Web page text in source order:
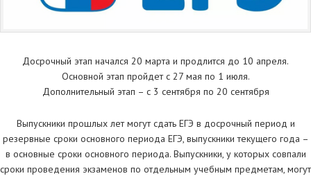
Досрочный этап начался 20 марта и продлится до 10 апреля.
Основной этап пройдет с 27 мая по 1 июля.
Дополнительный этап – с 3 сентября по 20 сентября
Выпускники прошлых лет могут сдать ЕГЭ в досрочный период и
резервные сроки основного периода ЕГЭ, выпускники текущего года –
в основные сроки основного периода. Выпускники, у которых совпали
сроки проведения экзаменов по отдельным учебным предметам, могут